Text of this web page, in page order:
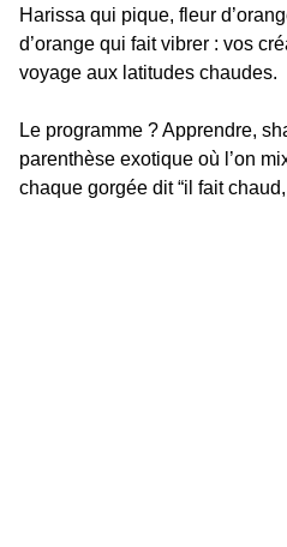
Harissa qui pique, fleur
d’orange qui fait vibrer : vos
voyage aux latitudes chaudes.
Le programme ? Apprendre,
parenthèse exotique où l’on
chaque gorgée dit “il fait chaud,